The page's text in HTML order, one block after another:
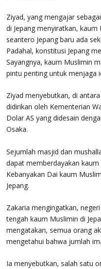
Ziyad, yang mengajar
di Jepang menyiratkan,
seantero Jepang baru ada
Padahal, konstitusi Jepang
Sayangnya, kaum Muslimin
pintu penting untuk menjaga
Ziyad menyebutkan, di
didirikan oleh Kementerian
Dolar AS yang didesain
Osaka.
Sejumlah masjid dan
dapat memberdayakan
Kebanyakan Dai kaum
Jepang.
Zakaria mengingatkan,
tengah kaum Muslimin di
mengatakan, semua orang
mengetahui bahwa jumlah
Ia menyebutkan, salah satu